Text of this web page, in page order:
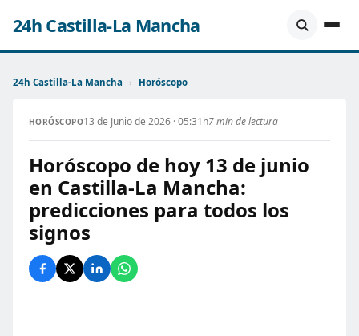
24h Castilla-La Mancha
24h Castilla-La Mancha › Horóscopo
HORÓSCOPO13 de Junio de 2026 · 05:31h7 min de lectura
Horóscopo de hoy 13 de junio
en Castilla-La Mancha:
predicciones para todos los
signos